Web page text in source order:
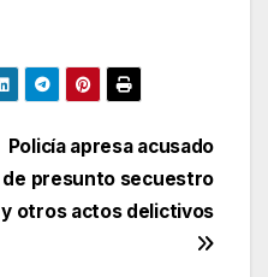
Policía apresa acusado
de presunto secuestro
y otros actos delictivos